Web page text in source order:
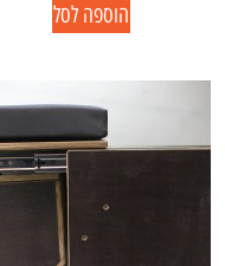
הוספה לסל